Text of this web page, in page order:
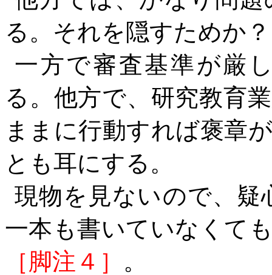
る。それを隠すためか？
一方で審査基準が厳
る。他方で、研究教育
ままに行動すれば褒章
とも耳にする。
現物を見ないので、
一本も書いていなくて
［脚注４］ 。